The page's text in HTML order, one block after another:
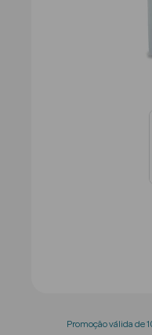
Promoção válida de